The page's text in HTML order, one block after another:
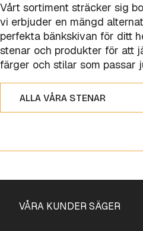
Vårt sortiment sträcker sig
vi erbjuder en mängd
perfekta bänkskivan för ditt
stenar och produkter för att
färger och stilar som passar
ALLA VÅRA STENAR
VÅRA KUNDER SÄGER